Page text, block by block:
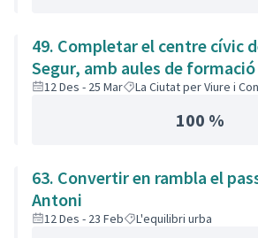
49. Completar el centre cívic
Segur, amb aules de
12 Des - 25 Mar La Ciutat per Viure i
100 %
63. Convertir en rambla el
Antoni
12 Des - 23 Feb L'equilibri urba